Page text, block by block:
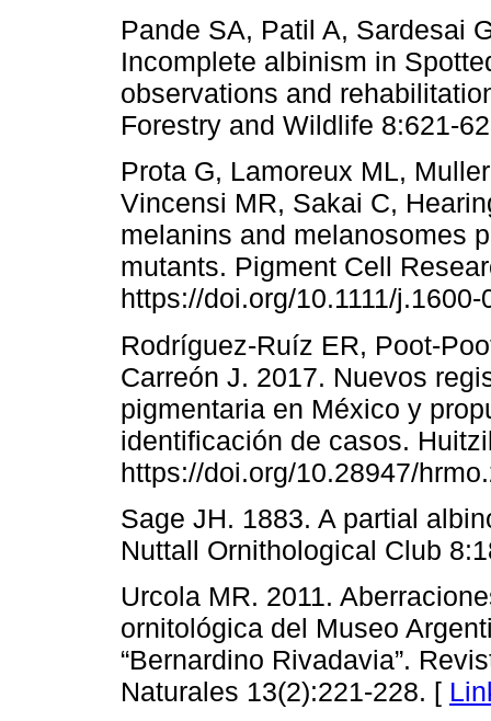
Pande SA, Patil A, Sardesai
Incomplete albinism in
observations and
Forestry and Wildlife 8:621-
Prota G, Lamoreux ML,
Vincensi MR, Sakai C,
melanins and melanosomes
mutants. Pigment Cell
https://doi.org/10.1111/
Rodríguez-Ruíz ER, Poot-
Carreón J. 2017. Nuevos
pigmentaria en México y
identificación de casos.
https://doi.org/10.28947/
Sage JH. 1883. A partial
Nuttall Ornithological Club
Urcola MR. 2011.
ornitológica del Museo
“Bernardino Rivadavia”.
Naturales 13(2):221-228. [